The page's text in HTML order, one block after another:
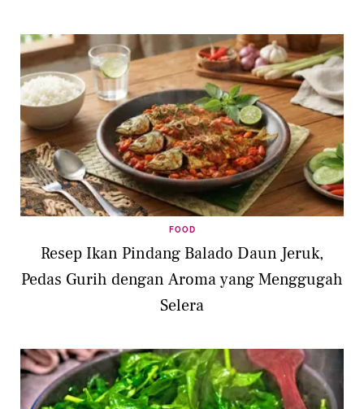
FOOD
Resep Ikan Pindang Balado Daun Jeruk,
Pedas Gurih dengan Aroma yang Menggugah
Selera